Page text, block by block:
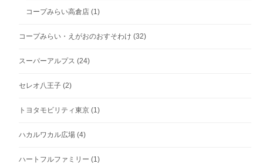
コープみらい高倉店 (1)
コープみらい・えがおのおすそわけ (32)
スーパーアルプス (24)
セレオ八王子 (2)
トヨタモビリティ東京 (1)
ハカルワカル広場 (4)
ハートフルファミリー (1)